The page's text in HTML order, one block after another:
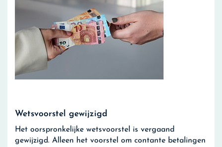
Wetsvoorstel gewijzigd
Het oorspronkelijke wetsvoorstel is vergaand
gewijzigd. Alleen het voorstel om contante betalingen